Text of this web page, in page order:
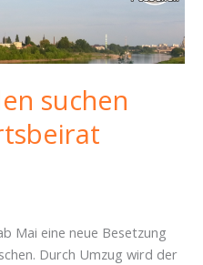
suchen
Mai eine neue Besetzung
Durch Umzug wird der